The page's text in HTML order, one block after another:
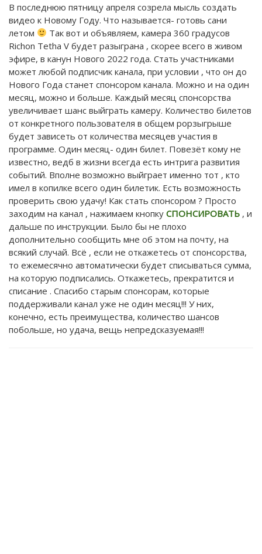
В последнюю пятницу апреля созрела мысль создать
видео к Новому Году. Что называется- готовь сани
летом
Так вот и объявляем, камера 360 градусов
Richon Tetha V будет разыграна , скорее всего в живом
эфире, в канун Нового 2022 года. Стать участниками
может любой подписчик канала, при условии , что он до
Нового Года станет спонсором канала. Можно и на один
месяц, можно и больше. Каждый месяц спонсорства
увеличивает шанс выйграть камеру. Количество билетов
от конкретного пользователя в общем рорзыгрыше
будет зависеть от количества месяцев участия в
программе. Один месяц- один билет. Повезёт кому не
известно, ведб в жизни всегда есть интрига развития
событий. Вполне возможно выйграет именно тот , кто
имел в копилке всего один билетик. Есть возможность
проверить свою удачу! Как стать спонсором ? Просто
заходим на канал , нажимаем кнопку СПОНСИРОВАТЬ , и
дальше по инструкции. Было бы не плохо
дополнительно сообщить мне об этом на почту, на
всякий случай. Всё , если не откажетесь от спонсорства,
то ежемесячно автоматически будет списываться сумма,
на которую подписались. Откажетесь, прекратится и
списание . Спасибо старым спонсорам, которые
поддерживали канал уже не один месяц!!! У них,
конечно, есть преимущества, количество шансов
побольше, но удача, вещь непредсказуемая!!!